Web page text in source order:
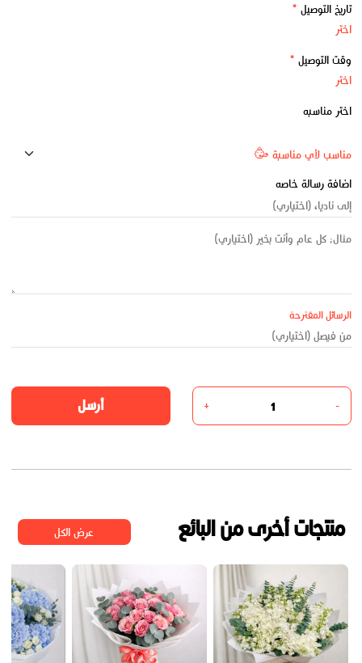
تاريخ التوصيل *
وقت التوصيل *
اختر مناسبه
اضافة رسالة خاصه
الرسائل المقترحة
-
+ أرسل
منتجات أخرى من البائع عرض الكل